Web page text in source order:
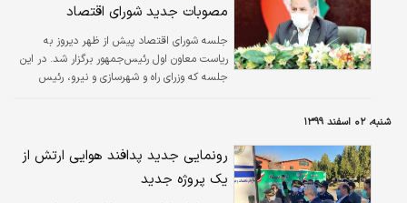
مصوبات جدید شورای اقتصاد
جلسه شورای اقتصاد پیش از ظهر دیروز به
ریاست معاون اول رئیس‌جمهور برگزار شد. در این
جلسه که وزرای راه و شهرسازی و نیرو، رئیس
اجرایی مورد بحث و بررسی قرار گرفت و شورای
اقتصاد با تعدادی از این درخواست‌ها موافقت
کرد.
شنبه، ۰۲ اسفند ۱۳۹۹
رونمایی جدید پدافند هوایی ارتش از
یک پروژه جدید